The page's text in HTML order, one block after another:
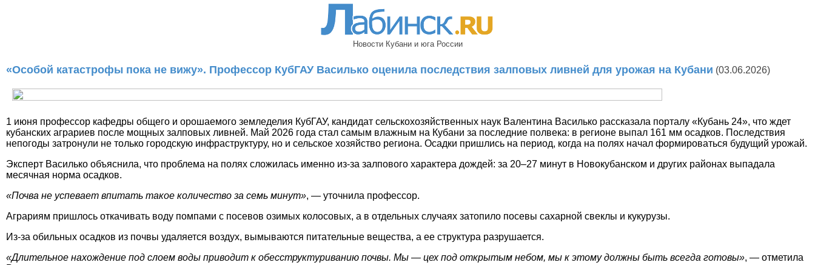
Новости Кубани и юга России
«Особой катастрофы пока не вижу». Профессор КубГАУ Василько оценила последствия залповых ливней для урожая на Кубани (03.06.2026)
1 июня профессор кафедры общего и орошаемого земледелия КубГАУ, кандидат сельскохозяйственных наук Валентина Василько рассказала порталу «Кубань 24», что ждет
кубанских аграриев после мощных залповых ливней. Май 2026 года стал самым влажным на Кубани за последние полвека: в регионе выпал 161 мм осадков. Последствия
непогоды затронули не только городскую инфраструктуру, но и сельское хозяйство региона. Осадки пришлись на период, когда на полях начал формироваться будущий урожай.
Эксперт Василько объяснила, что проблема на полях сложилась именно из-за залпового характера дождей: за 20–27 минут в Новокубанском и других районах выпадала
месячная норма осадков.
«Почва не успевает впитать такое количество за семь минут», — уточнила профессор.
Аграриям пришлось откачивать воду помпами с посевов озимых колосовых, а в отдельных случаях затопило посевы сахарной свеклы и кукурузы.
Из-за обильных осадков из почвы удаляется воздух, вымываются питательные вещества, а ее структура разрушается.
«Длительное нахождение под слоем воды приводит к обесструктуриванию почвы. Мы — цех под открытым небом, мы к этому должны быть всегда готовы», — отметила